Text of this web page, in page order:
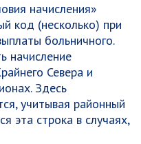
начисления»
код (несколько) при
больничного.
начисление
Севера и
Здесь
учитывая районный
эта строка в случаях,